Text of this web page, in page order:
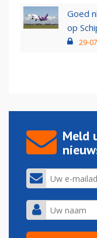
Goed
op
29-
Meld